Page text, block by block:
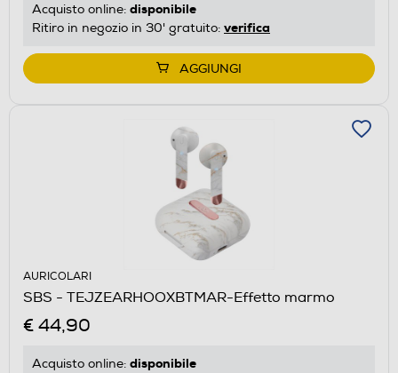
Acquisto online: disponibile
Ritiro in negozio in 30' gratuito: verifica
AGGIUNGI
AURICOLARI
SBS - TEJZEARHOOXBTMAR-Effetto marmo
€ 44,90
Acquisto online: disponibile